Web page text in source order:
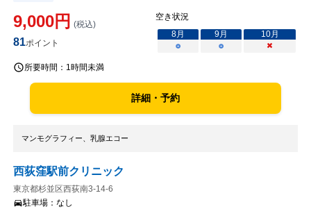
9,000円 (税込)
81ポイント
空き状況
8月 9月 10月
○
○ ×
所要時間： 1時間未満
詳細・予約
マンモグラフィー、乳腺エコー
西荻窪駅前クリニック
東京都杉並区西荻南3-14-6
駐車場： なし